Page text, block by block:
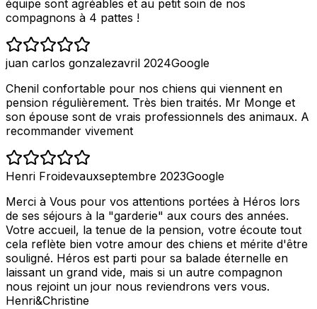
équipe sont agréables et au petit soin de nos
compagnons à 4 pattes !
juan carlos gonzalezavril 2024Google
Chenil confortable pour nos chiens qui viennent en
pension régulièrement. Très bien traités. Mr Monge et
son épouse sont de vrais professionnels des animaux. A
recommander vivement
Henri Froidevauxseptembre 2023Google
Merci à Vous pour vos attentions portées à Héros lors
de ses séjours à la "garderie" aux cours des années.
Votre accueil, la tenue de la pension, votre écoute tout
cela reflète bien votre amour des chiens et mérite d'être
souligné. Héros est parti pour sa balade éternelle en
laissant un grand vide, mais si un autre compagnon
nous rejoint un jour nous reviendrons vers vous.
Henri&Christine